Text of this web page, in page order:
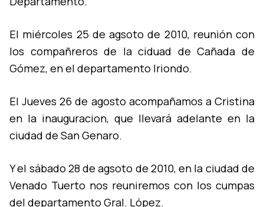
El miércoles 25 de agsoto de 2010, reunión con
los compañreros de la ciduad de Cañada de
Gómez, en el departamento Iriondo.
El Jueves 26 de agosto acompañamos a Cristina
en la inauguracion, que llevará adelante en la
ciudad de San Genaro.
Y el sábado 28 de agsoto de 2010, en la ciudad de
Venado Tuerto nos reuniremos con los cumpas
del departamento Gral. López.